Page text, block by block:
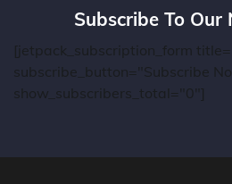
Subscribe To Our
[jetpack_subscription_form
subscribe_button="Subscribe
show_subscribers_total="0"]